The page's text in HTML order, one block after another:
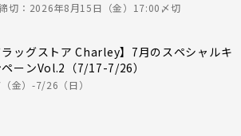
切：2026年8月15日（金）17:00〆切
ラッグストア Charley】7月のスペシャルキ
ペーンVol.2（7/17-7/26）
金）-7/26（日）